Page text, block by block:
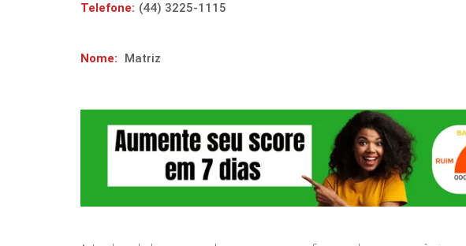
Telefone: (44) 3225-1115
Nome: Matriz